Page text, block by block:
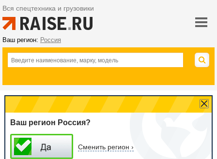
Вся спецтехника и грузовики
Ваш регион: Россия
Ваш регион Россия?
Сменить регион ›